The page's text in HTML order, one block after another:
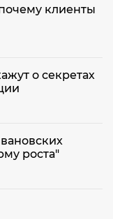
клиенты
о секретах
роста"